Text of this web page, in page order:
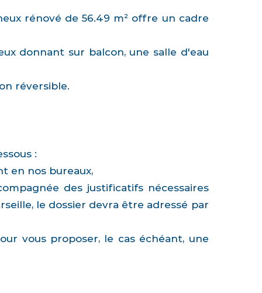
rénové de 56.49 m² offre un cadre
donnant sur balcon, une salle d'eau
réversible.
:
en nos bureaux,
des justificatifs nécessaires
le dossier devra être adressé par
vous proposer, le cas échéant, une